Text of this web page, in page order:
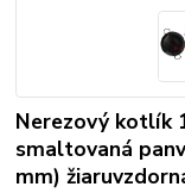
Nerezový kotlík
smaltovaná
mm)